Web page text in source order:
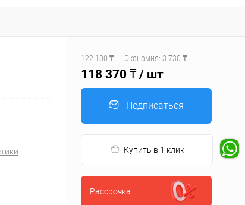
122 100 ₸ Экономия: 3 730 ₸
118 370 ₸ / шт
Подписаться
Купить в 1 клик
Рассрочка